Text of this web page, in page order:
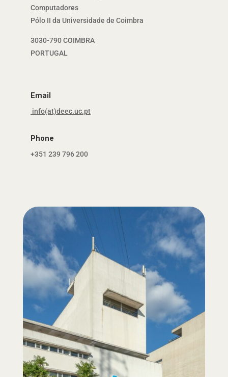
Computadores
Pólo II da Universidade de Coimbra
3030-790 COIMBRA
PORTUGAL
Email
info(at)deec.uc.pt
Phone
+351 239 796 200